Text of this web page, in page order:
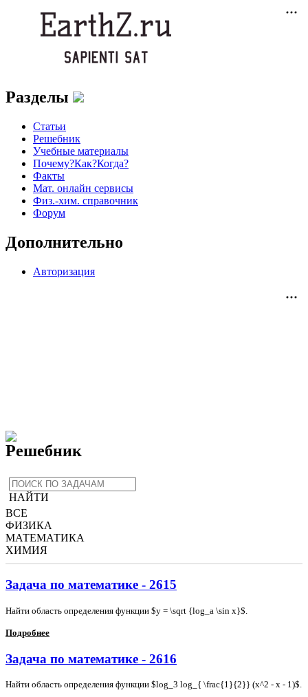
Разделы
Статьи
Решебник
Учебные материалы
Почему?Как?Когда?
Факты
Мат. онлайн сервисы
Физ.-хим. справочник
Форум
Дополнительно
Авторизация
Решебник
НАЙТИ
ВСЕ
ФИЗИКА
МАТЕМАТИКА
ХИМИЯ
Задача по математике - 2615
Найти область определения функции $y = \sqrt {log_a \sin x}$.
Подробнее
Задача по математике - 2616
Найти область определения функции $log_3 log_{ \frac{1}{2}} (x^2 - x - 1)$.